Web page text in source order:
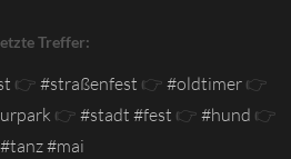
Treffer:
👉 #straßenfest 👉 #oldtimer 👉
👉 #stadt #fest 👉 #hund 👉
#tanz #mai